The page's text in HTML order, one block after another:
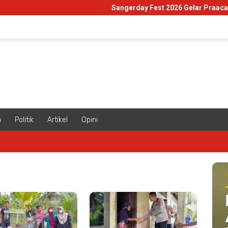
Sangerday Fest 2026 Gelar Praacara
Politik Artikel Opini